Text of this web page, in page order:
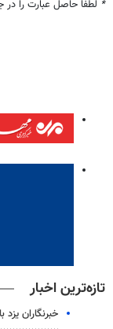
* لطفا حاصل عبارت را در
تازه‌ترین اخبار
خبرنگاران